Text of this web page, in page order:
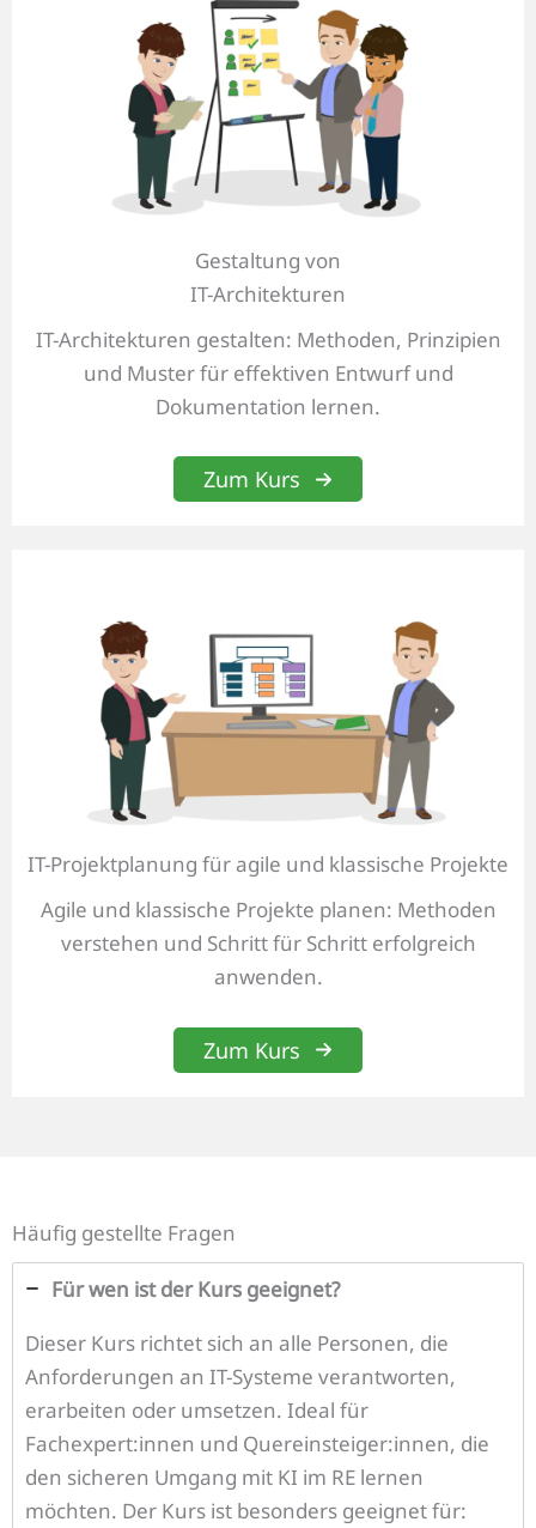
Gestaltung von
IT-Architekturen
IT-Architekturen gestalten: Methoden, Prinzipien
und Muster für effektiven Entwurf und
Dokumentation lernen.
Zum Kurs
IT-Projektplanung für agile und klassische Projekte
Agile und klassische Projekte planen: Methoden
verstehen und Schritt für Schritt erfolgreich
anwenden.
Zum Kurs
Häufig gestellte Fragen
Für wen ist der Kurs geeignet?
Dieser Kurs richtet sich an alle Personen, die
Anforderungen an IT-Systeme verantworten,
erarbeiten oder umsetzen. Ideal für
Fachexpert:innen und Quereinsteiger:innen, die
den sicheren Umgang mit KI im RE lernen
möchten. Der Kurs ist besonders geeignet für: